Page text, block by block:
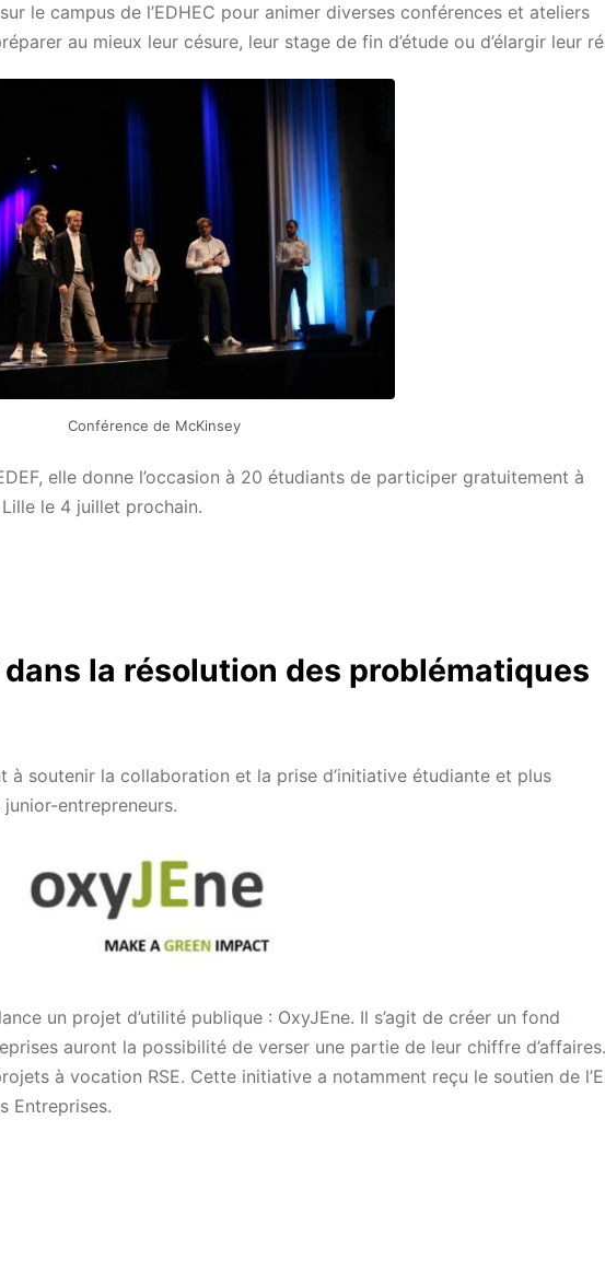
le campus de l’EDHEC pour animer diverses conférences et ateliers
au mieux leur césure, leur stage de fin d’étude ou d’élargir leur
Conférence de McKinsey
elle donne l’occasion à 20 étudiants de participer gratuitement à
le 4 juillet prochain.
dans la résolution des problématiques
à soutenir la collaboration et la prise d’initiative étudiante et plus
entrepreneurs.
un projet d’utilité publique : OxyJEne. Il s’agit de créer un fond
auront la possibilité de verser une partie de leur chiffre d’affaires.
à vocation RSE. Cette initiative a notamment reçu le soutien de
Entreprises.